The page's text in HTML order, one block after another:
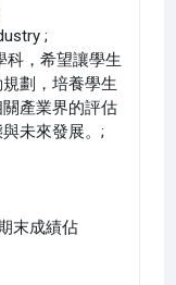
;
科，希望讓學生
劃，培養學生
產業界的評估
未來發展。;
末成績佔